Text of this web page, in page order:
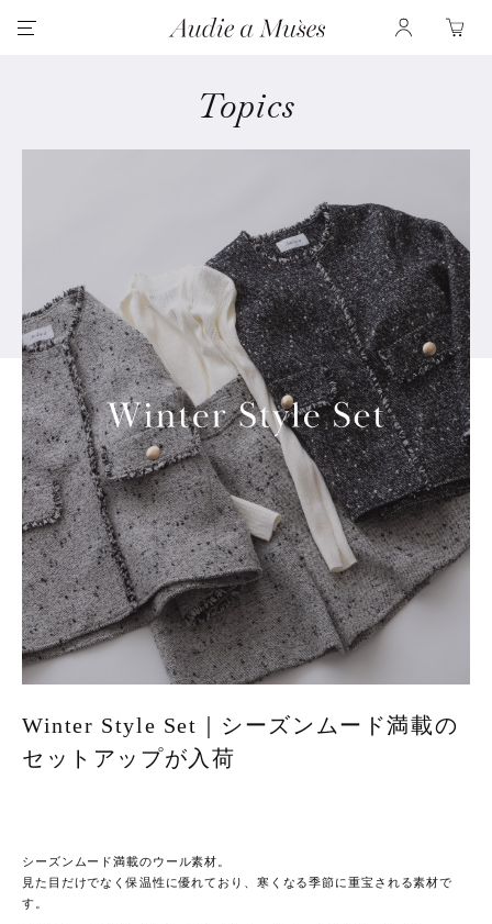
Topics
Winter Style Set｜シーズンムード満載の
セットアップが入荷
シーズンムード満載のウール素材。
見た目だけでなく保温性に優れており、寒くなる季節に重宝される素材で
す。